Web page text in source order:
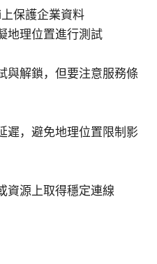
保護企業資料
地理位置進行測試
與解鎖，但要注意服務條
遲，避免地理位置限制影
資源上取得穩定連線